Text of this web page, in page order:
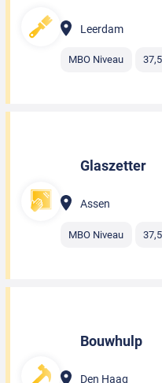
Leerdam
MBO Niveau
Glaszetter
Assen
MBO Niveau
Bouwhulp
Den Haag